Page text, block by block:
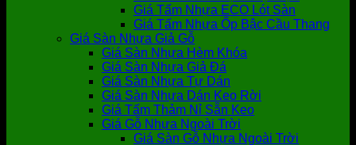
Giá Tấm Nhựa ECO Lót Sàn
Giá Tấm Nhựa Ốp Bậc Cầu Thang
Giá Sàn Nhựa Giả Gỗ
Giá Sàn Nhựa Hèm Khóa
Giá Sàn Nhựa Giả Đá
Giá Sàn Nhựa Tự Dán
Giá Sàn Nhựa Dán Keo Rời
Giá Tấm Thảm Nỉ Sẵn Keo
Giá Gỗ Nhựa Ngoài Trời
Giá Sàn Gỗ Nhựa Ngoài Trời